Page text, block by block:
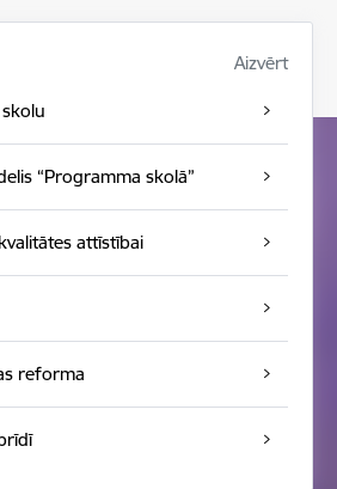
Aizvērt
“Programma skolā”
attīstībai
reforma